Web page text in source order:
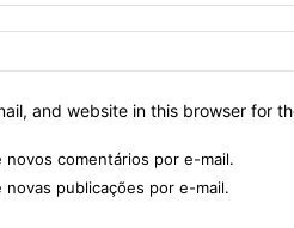
and website in this browser for
comentários por e-mail.
publicações por e-mail.